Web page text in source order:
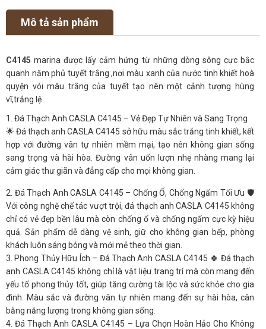
Mô tả sản phẩm
C4145 marina được lấy cảm hứng từ những dòng sông cực bắc
quanh năm phủ tuyết trắng ,nơi màu xanh của nước tinh khiết hoà
quyện vói màu trắng của tuyết tạo nên một cảnh tượng hùng
vĩ,trắng lệ
1. Đá Thạch Anh CASLA C4145 – Vẻ Đẹp Tự Nhiên và Sang Trọng
🌟 Đá thạch anh CASLA C4145 sở hữu màu sắc trắng tinh khiết, kết
hợp với đường vân tự nhiên mềm mại, tạo nên không gian sống
sang trọng và hài hòa. Đường vân uốn lượn nhẹ nhàng mang lại
cảm giác thư giãn và đẳng cấp cho mọi không gian.
2. Đá Thạch Anh CASLA C4145 – Chống Ố, Chống Ngấm Tối Ưu 🛡️
Với công nghệ chế tác vượt trội, đá thạch anh CASLA C4145 không
chỉ có vẻ đẹp bền lâu mà còn chống ố và chống ngấm cực kỳ hiệu
quả. Sản phẩm dễ dàng vệ sinh, giữ cho không gian bếp, phòng
khách luôn sáng bóng và mới mẻ theo thời gian.
3. Phong Thủy Hữu Ích – Đá Thạch Anh CASLA C4145 🍀 Đá thạch
anh CASLA C4145 không chỉ là vật liệu trang trí mà còn mang đến
yếu tố phong thủy tốt, giúp tăng cường tài lộc và sức khỏe cho gia
đình. Màu sắc và đường vân tự nhiên mang đến sự hài hòa, cân
bằng năng lượng trong không gian sống.
4. Đá Thạch Anh CASLA C4145 – Lựa Chọn Hoàn Hảo Cho Không